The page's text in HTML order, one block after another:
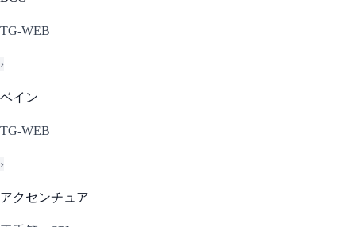
TG-WEB
›
ベイン
TG-WEB
›
アクセンチュア